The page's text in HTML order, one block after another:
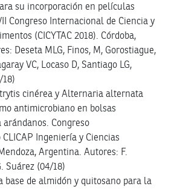
su incorporación en películas
Congreso Internacional de Ciencia y
(CICYTAC 2018). Córdoba,
Deseta MLG, Finos, M, Gorostiague,
VC, Locaso D, Santiago LG,
cinérea y Alternaria alternata
antimicrobiano en bolsas
Congreso
Ingeniería y Ciencias
Argentina. Autores: F.
Suárez (04/18)
base de almidón y quitosano para la